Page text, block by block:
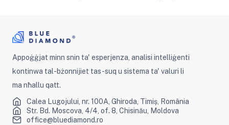
Appoġġjat minn snin ta' esperjenza, analisi intelliġenti
kontinwa tal-bżonnijiet tas-suq u sistema ta' valuri li
ma nħallu qatt.
Calea Lugojului, nr. 100A, Ghiroda, Timiș, România
Str. Bd. Moscova, 4/4, of. 8, Chisinău, Moldova
office@bluediamond.ro